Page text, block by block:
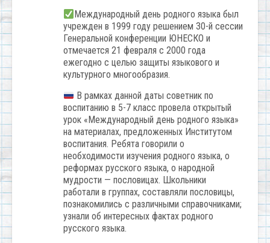
Международный день родного языка был
учрежден в 1999 году решением 30-й сессии
Генеральной конференции ЮНЕСКО и
отмечается 21 февраля с 2000 года
ежегодно с целью защиты языкового и
культурного многообразия.
В рамках данной даты советник по
воспитанию в 5-7 класс провела открытый
урок «Международный день родного языка»
на материалах, предложенных Институтом
воспитания. Ребята говорили о
необходимости изучения родного языка, о
реформах русского языка, о народной
мудрости — пословицах. Школьники
работали в группах, составляли пословицы,
познакомились с различными справочниками;
узнали об интересных фактах родного
русского языка.